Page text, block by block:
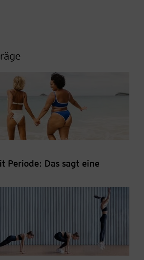
Periode: Das sagt eine